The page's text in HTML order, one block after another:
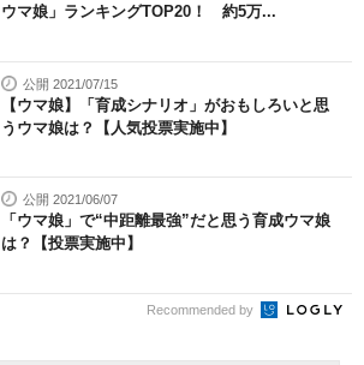
ウマ娘」ランキングTOP20！ 約5万...
公開 2021/07/15
【ウマ娘】「育成シナリオ」がおもしろいと思
うウマ娘は？【人気投票実施中】
公開 2021/06/07
「ウマ娘」で“中距離最強”だと思う育成ウマ娘
は？【投票実施中】
Recommended by